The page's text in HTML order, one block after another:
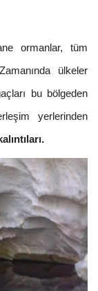
ormanlar, tüm
ülkeler
bu bölgeden
yerlerinden